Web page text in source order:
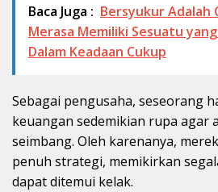
Baca Juga : Bersyukur Adalah
Merasa Memiliki Sesuatu
Dalam Keadaan Cukup
Sebagai pengusaha, seseorang
keuangan sedemikian rupa agar
seimbang. Oleh karenanya,
penuh strategi, memikirkan
dapat ditemui kelak.